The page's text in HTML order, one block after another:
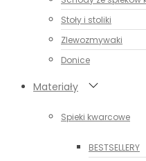
Stoły i stoliki
Zlewozmywaki
Donice
Materiały
Spieki kwarcowe
BESTSELLERY